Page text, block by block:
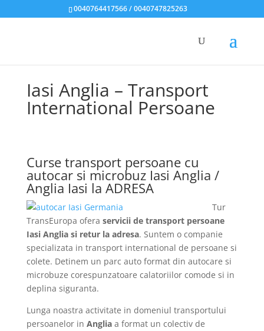
0040764417566 / 0040747825263
Iasi Anglia – Transport
International Persoane
Curse transport persoane cu
autocar si microbuz Iasi Anglia /
Anglia Iasi la ADRESA
Tur
TransEuropa ofera servicii de transport persoane
Iasi Anglia si retur la adresa. Suntem o companie
specializata in transport international de persoane si
colete. Detinem un parc auto format din autocare si
microbuze corespunzatoare calatoriilor comode si in
deplina siguranta.
Lunga noastra activitate in domeniul transportului
persoanelor in Angliaa format un colectiv de